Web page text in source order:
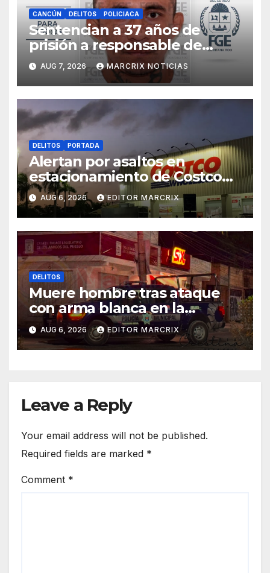
CANCÚN DELITOS POLICIACA
Sentencian a 37 años de
prisión a responsable de
matar a una mujer cubana en
Cancún
AUG 7, 2026 MARCRIX NOTICIAS
DELITOS PORTADA
Alertan por asaltos en
estacionamiento de Costco
Cancún
AUG 6, 2026 EDITOR MARCRIX
DELITOS
Muere hombre tras ataque
con arma blanca en la
Supermanzana 89 de Cancún
AUG 6, 2026 EDITOR MARCRIX
Leave a Reply
Your email address will not be published.
Required fields are marked *
Comment *